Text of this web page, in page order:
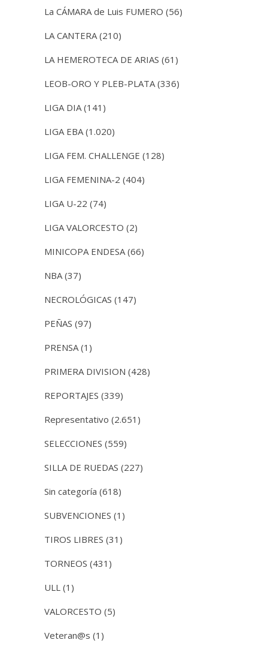
La CÁMARA de Luis FUMERO (56)
LA CANTERA (210)
LA HEMEROTECA DE ARIAS (61)
LEOB-ORO Y PLEB-PLATA (336)
LIGA DIA (141)
LIGA EBA (1.020)
LIGA FEM. CHALLENGE (128)
LIGA FEMENINA-2 (404)
LIGA U-22 (74)
LIGA VALORCESTO (2)
MINICOPA ENDESA (66)
NBA (37)
NECROLÓGICAS (147)
PEÑAS (97)
PRENSA (1)
PRIMERA DIVISION (428)
REPORTAJES (339)
Representativo (2.651)
SELECCIONES (559)
SILLA DE RUEDAS (227)
Sin categoría (618)
SUBVENCIONES (1)
TIROS LIBRES (31)
TORNEOS (431)
ULL (1)
VALORCESTO (5)
Veteran@s (1)